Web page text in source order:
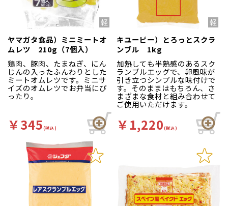
ヤマガタ食品）ミニミートオ
ムレツ 210g（7個入）
鶏肉、豚肉、たまねぎ、にん
じんの入ったふんわりとした
ミートオムレツです。ミニサ
イズのオムレツでお弁当にぴ
ったり。
￥345(税込)
キユーピー）とろっとスクラ
ンブル 1kg
加熱しても半熟感のあるスク
ランブルエッグで、卵風味が
引き立つシンプルな味付けで
す。そのままはもちろん、さ
まざまな食材と組み合わせて
ご使用いただけます。
￥1,220(税込)